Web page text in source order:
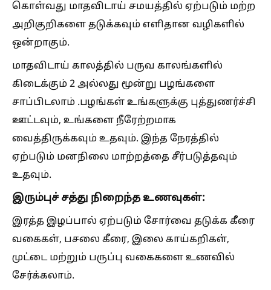
கொள்வது மாதவிடாய் சமயத்தில் ஏற்படும் மற்ற
அறிகுறிகளை தடுக்கவும் எளிதான வழிகளில்
ஒன்றாகும்.
மாதவிடாய் காலத்தில் பருவ காலங்களில்
கிடைக்கும் 2 அல்லது மூன்று பழங்களை
சாப்பிடலாம் .பழங்கள் உங்களுக்கு புத்துணர்ச்சி
ஊட்டவும், உங்களை நீரேற்றமாக
வைத்திருக்கவும் உதவும். இந்த நேரத்தில்
ஏற்படும் மனநிலை மாற்றத்தை சீர்படுத்தவும்
உதவும்.
இரும்புச் சத்து நிறைந்த உணவுகள்:
இரத்த இழப்பால் ஏற்படும் சோர்வை தடுக்க கீரை
வகைகள், பசலை கீரை, இலை காய்கறிகள்,
முட்டை மற்றும் பருப்பு வகைகளை உணவில்
சேர்க்கலாம்.